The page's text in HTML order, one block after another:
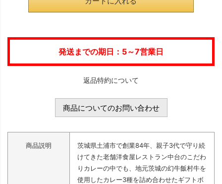
発送までの期日：5～7営業日
返品特約について
商品についてのお問い合わせ
商品説明
茨城県土浦市で創業84年、親子3代で守り続
けてきた老舗洋食屋レストラン中台のこだわ
りカレーの中でも、地元茨城の幻牛飯村牛を
使用したカレー3種を詰め合わせたギフトボ